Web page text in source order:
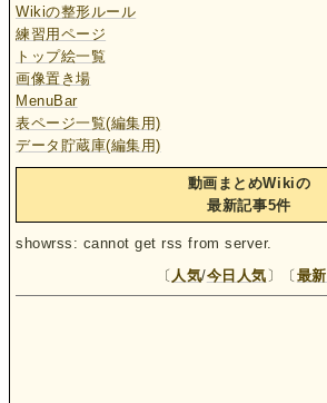
Wikiの整形ルール
練習用ページ
トップ絵一覧
画像置き場
MenuBar
表ページ一覧(編集用)
データ貯蔵庫(編集用)
動画まとめWikiの
最新記事5件
showrss: cannot get rss from server.
〔 人気/今日人気 〕〔 最新